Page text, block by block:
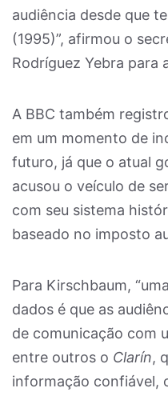
audiência desde que
(1995)”, afirmou o
Rodríguez Yebra para
A BBC também
em um momento de
futuro, já que o atual
acusou o veículo de
com seu sistema
baseado no imposto
Para Kirschbaum,
dados é que as
de comunicação com
entre outros o Clarín,
informação confiável,